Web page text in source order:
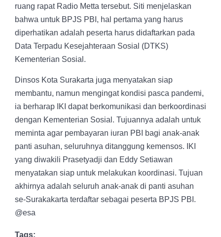
ruang rapat Radio Metta tersebut. Siti menjelaskan
bahwa untuk BPJS PBI, hal pertama yang harus
diperhatikan adalah peserta harus didaftarkan pada
Data Terpadu Kesejahteraan Sosial (DTKS)
Kementerian Sosial.
Dinsos Kota Surakarta juga menyatakan siap
membantu, namun mengingat kondisi pasca pandemi,
ia berharap IKI dapat berkomunikasi dan berkoordinasi
dengan Kementerian Sosial. Tujuannya adalah untuk
meminta agar pembayaran iuran PBI bagi anak-anak
panti asuhan, seluruhnya ditanggung kemensos. IKI
yang diwakili Prasetyadji dan Eddy Setiawan
menyatakan siap untuk melakukan koordinasi. Tujuan
akhirnya adalah seluruh anak-anak di panti asuhan
se-Surakakarta terdaftar sebagai peserta BPJS PBI.
@esa
Tags: